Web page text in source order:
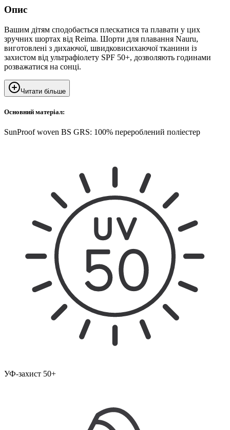
Опис
Вашим дітям сподобається плескатися та плавати у цих
зручних шортах від Reima. Шорти для плавання Nauru,
виготовлені з дихаючої, швидковисихаючої тканини із
захистом від ультрафіолету SPF 50+, дозволяють годинами
розважатися на сонці.
Читати більше
Основний матеріал:
SunProof woven BS GRS: 100% перероблений поліестер
УФ-захист 50+